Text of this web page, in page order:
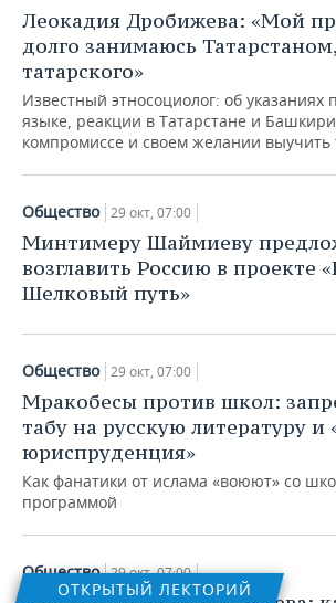
НЕФТЕХИМИЯ
НЕФТЬ
ОПК
РОЗНИЧНАЯ ТОРГОВЛЯ
ТРАНСПОРТ
УСЛУГИ
НОВОСТИ ТЕХНОЛОГИЙ
IT
МЕДИА
МЕРОПРИЯТИЯ
НОВОСТИ МЕРОПРИЯТИЙ
ВЫЕЗДНАЯ РЕДАКЦИЯ
ONLINE-КОНФЕРЕНЦИИ
ОТКРЫТАЯ ЛЕКЦИЯ
СПОРТ
НОВОСТИ СПОРТА
ХОККЕЙ
БАСКЕТБОЛ
КИБЕРСПОРТ
ФИГУРНОЕ КАТАНИЕ
ВОДНЫЕ ВИДЫ СПОРТА
ОБЩЕСТВО
ВЛАСТЬ
ИНФРАСТРУКТУРА
КУЛЬТУРА
МЕДИЦИНА
ОБРАЗОВАНИЕ
СЮЖЕТЫ
СПРАВОЧНИК
СПИСОК КОМПАНИЙ
Леокадия Дробижева: «Мой
долго занимаюсь
татарского»
Известный этносоциолог: об указаниях
языке, реакции в Татарстане и
компромиссе и своем желании выучить
Общество 29 окт, 07:00
Минтимеру Шаймиеву
возглавить Россию в проекте
Шелковый путь»
Общество 29 окт, 07:00
Мракобесы против школ:
табу на русскую литературу и
юриспруденция»
Как фанатики от ислама «воюют» со
программой
ОТКРЫТЫЙ ЛЕКТОРИЙ
Общество 29 окт, 07:00